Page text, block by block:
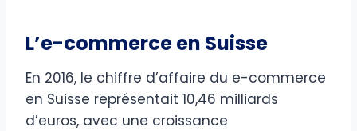
L’e-commerce en Suisse
En 2016, le chiffre d’affaire du e-commerce
en Suisse représentait 10,46 milliards
d’euros, avec une croissance